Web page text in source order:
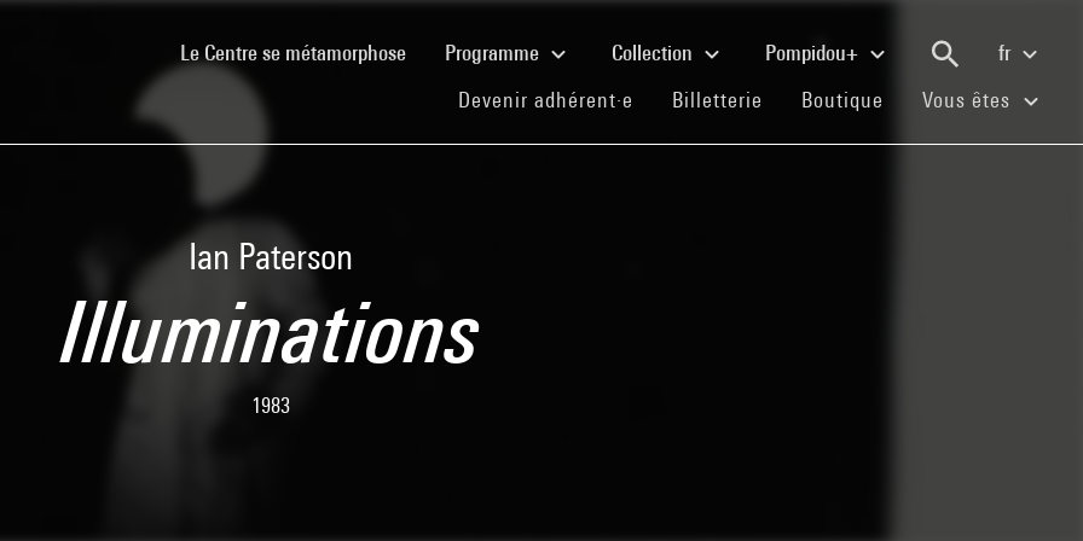
Le Centre se métamorphose(current)Programme Collection Pompidou+
fr
Devenir adhérent·e (current)
Billetterie (current)
Boutique (current)
Vous êtes
Ian Paterson
Illuminations
1983